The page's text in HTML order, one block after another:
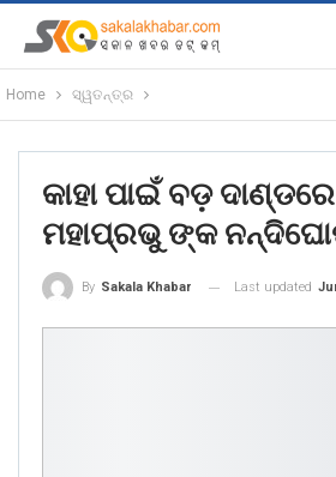
Home ସ୍ୱତନ୍ତ୍ର
କାହା ପାଇଁ ବଡ଼
ମହାପ୍ରଭୁ ଙ୍କ
By Sakala Khabar Last updated